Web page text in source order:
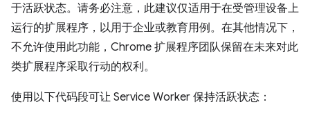
于活跃状态。请务必注意，此建议仅适用于在受管理设备上
运行的扩展程序，以用于企业或教育用例。在其他情况下，
不允许使用此功能，Chrome 扩展程序团队保留在未来对此
类扩展程序采取行动的权利。
使用以下代码段可让 Service Worker 保持活跃状态：